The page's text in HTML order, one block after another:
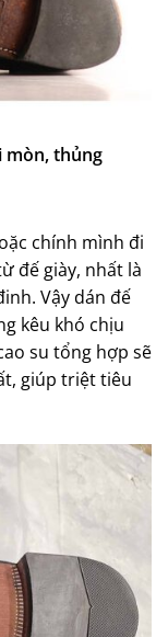
mòn, thủng
chính mình đi
đế giày, nhất là
Vậy dán đế
kêu khó chịu
su tổng hợp sẽ
giúp triệt tiêu